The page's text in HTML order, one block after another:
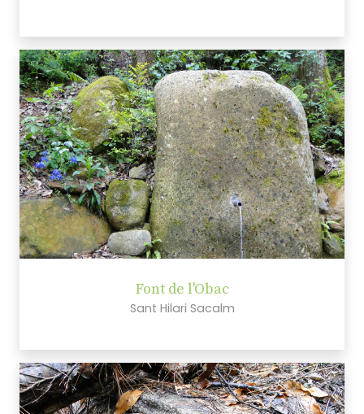
Font de l'Obac
Sant Hilari Sacalm